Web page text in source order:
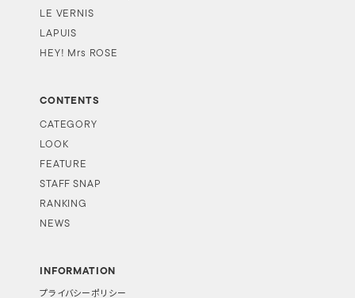
LE VERNIS
LAPUIS
HEY! Mrs ROSE
CONTENTS
CATEGORY
LOOK
FEATURE
STAFF SNAP
RANKING
NEWS
INFORMATION
プライバシーポリシー